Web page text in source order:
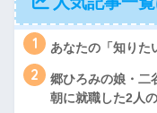
1 あなたの「知りた
2
郷ひろみの娘・二
朝に就職した2人